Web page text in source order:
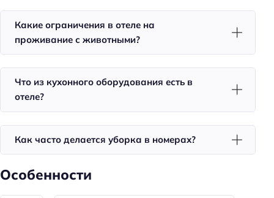
Спорт: волейбол
Спорт: пляжный волейбол
Спорт: рыбалка
Спорт: настольный теннис
Для семей
Детский санузел
Детское меню
Детская площадка
Какие ограничения в отеле на
проживание с животными?
Что из кухонного оборудования есть в
отеле?
Как часто делается уборка в номерах?
Особенности